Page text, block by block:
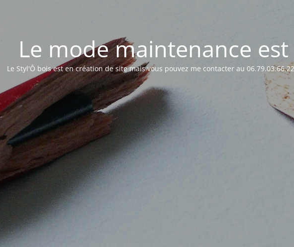
Le mode maintenance
Le Styl'Ô bois est en création de site mais vous pouvez me contacter au